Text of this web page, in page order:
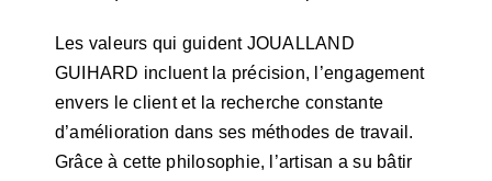
Les valeurs qui guident JOUALLAND
GUIHARD incluent la précision, l’engagement
envers le client et la recherche constante
d’amélioration dans ses méthodes de travail.
Grâce à cette philosophie, l’artisan a su bâtir